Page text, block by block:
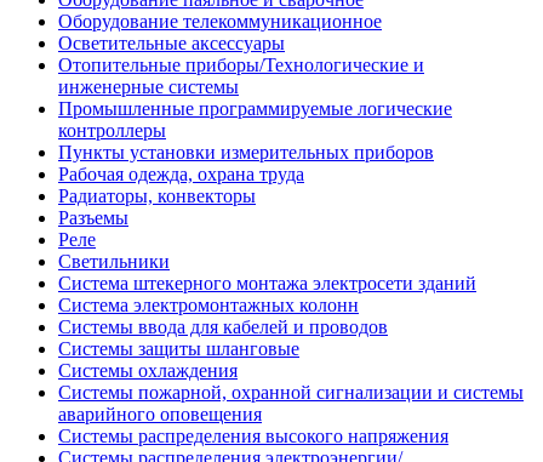
Оборудование телекоммуникационное
Осветительные аксессуары
Отопительные приборы/Технологические и
инженерные системы
Промышленные программируемые логические
контроллеры
Пункты установки измерительных приборов
Рабочая одежда, охрана труда
Радиаторы, конвекторы
Разъемы
Реле
Светильники
Система штекерного монтажа электросети зданий
Система электромонтажных колонн
Системы ввода для кабелей и проводов
Системы защиты шланговые
Системы охлаждения
Системы пожарной, охранной сигнализации и системы
аварийного оповещения
Системы распределения высокого напряжения
Системы распределения электроэнергии/